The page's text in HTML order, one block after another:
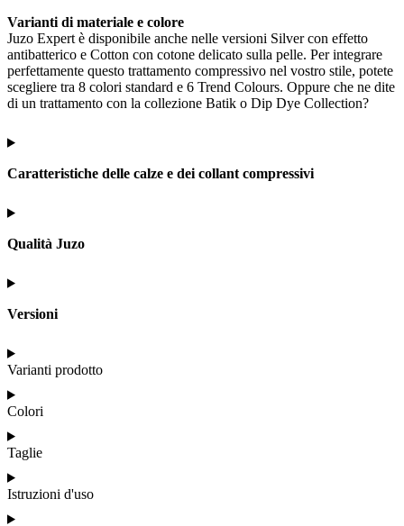
Varianti di materiale e colore
Juzo Expert è disponibile anche nelle versioni Silver con effetto
antibatterico e Cotton con cotone delicato sulla pelle. Per integrare
perfettamente questo trattamento compressivo nel vostro stile, potete
scegliere tra 8 colori standard e 6 Trend Colours. Oppure che ne dite
di un trattamento con la collezione Batik o Dip Dye Collection?
Caratteristiche delle calze e dei collant compressivi
Qualità Juzo
Versioni
Varianti prodotto
Colori
Taglie
Istruzioni d'uso